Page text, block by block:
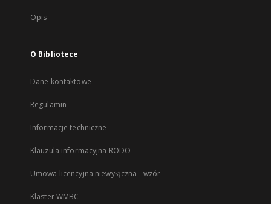
Opis
O Bibliotece
Dane kontaktowe
Regulamin
Informacje techniczne
Klauzula informacyjna RODO
Umowa licencyjna niewyłączna - wzór
Klaster WMBC